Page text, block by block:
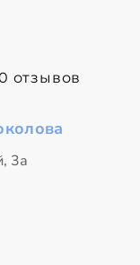
отзывов
3а